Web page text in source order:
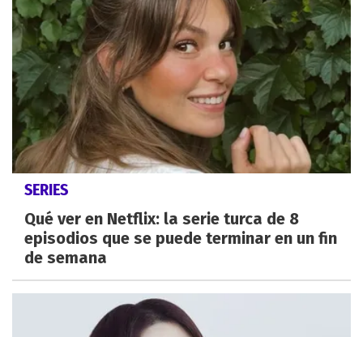
SERIES
Qué ver en Netflix: la serie turca de 8
episodios que se puede terminar en un fin
de semana